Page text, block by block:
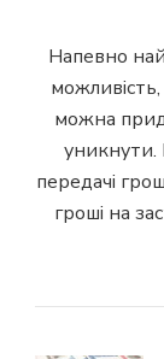
Напевно
можна
уникнути.
передачі
гроші на